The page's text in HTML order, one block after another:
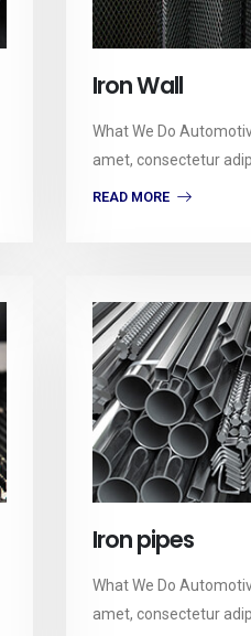
Iron Wall
What We Do
amet, consectetur
READ MORE
Iron pipes
What We Do
amet, consectetur